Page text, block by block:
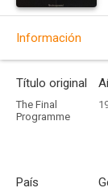
Información
Título original
The Final
Programme
País